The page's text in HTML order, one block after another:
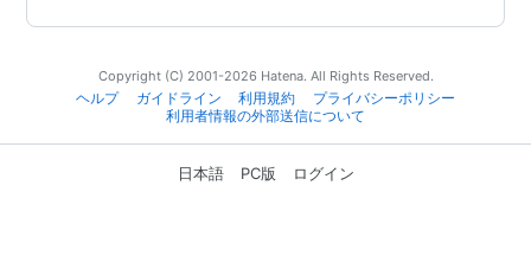
Copyright (C) 2001-2026 Hatena. All Rights Reserved.
ヘルプ
ガイドライン 利用規約
プライバシーポリシー
利用者情報の外部送信について
日本語 PC版 ログイン